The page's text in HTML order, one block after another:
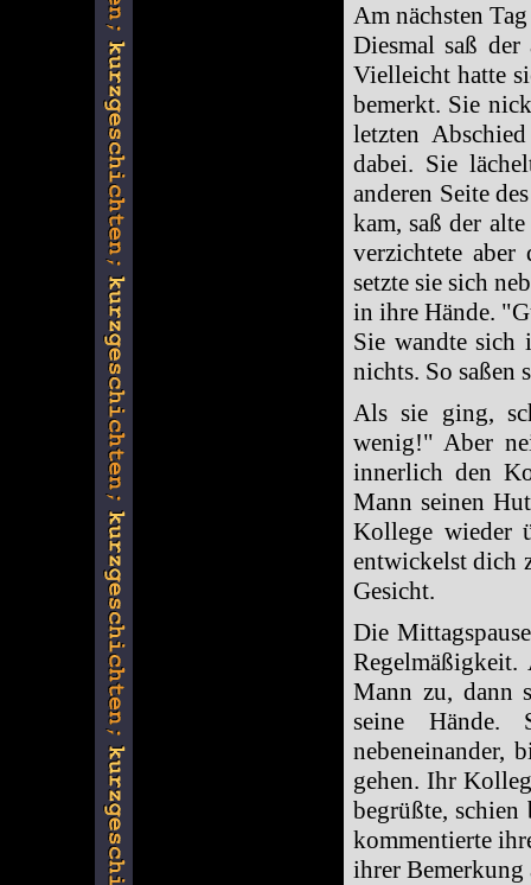
Am nächsten
Diesmal saß
Vielleicht hatte
bemerkt. Sie
letzten
dabei. Sie
anderen Seite
kam, saß der
verzichtete
setzte sie sich
in ihre Hände.
Sie wandte sich
nichts. So saßen
Als sie ging,
wenig!" Aber
innerlich den
Mann seinen
Kollege wieder
entwickelst dich
Gesicht.
Die
Mann zu, dann
seine Hände.
nebeneinander,
gehen. Ihr
begrüßte,
kommentierte
ihrer Bemerkung